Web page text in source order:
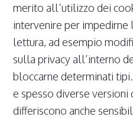
merito all’utilizzo dei
intervenire per impedirne
lettura, ad esempio
sulla privacy all’interno
bloccarne determinati
e spesso diverse
differiscono anche